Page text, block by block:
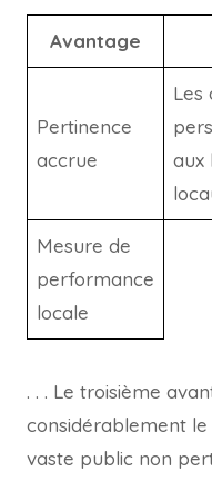
Avantage
Pertinence
accrue
Les
aux
Mesure de
performance
locale
. . . Le troisième
considérablement
vaste public non